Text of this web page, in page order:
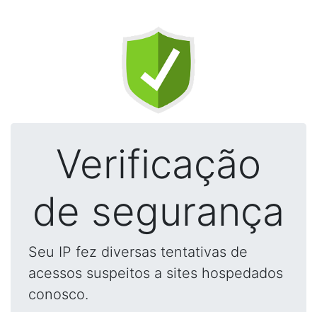
Verificação
de segurança
Seu IP fez diversas tentativas de
acessos suspeitos a sites hospedados
conosco.